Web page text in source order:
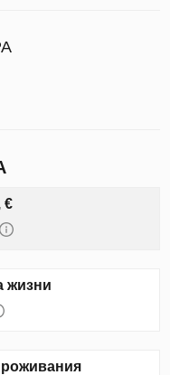
€
жизни